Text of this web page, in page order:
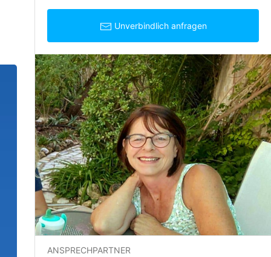
Unverbindlich anfragen
ANSPRECHPARTNER